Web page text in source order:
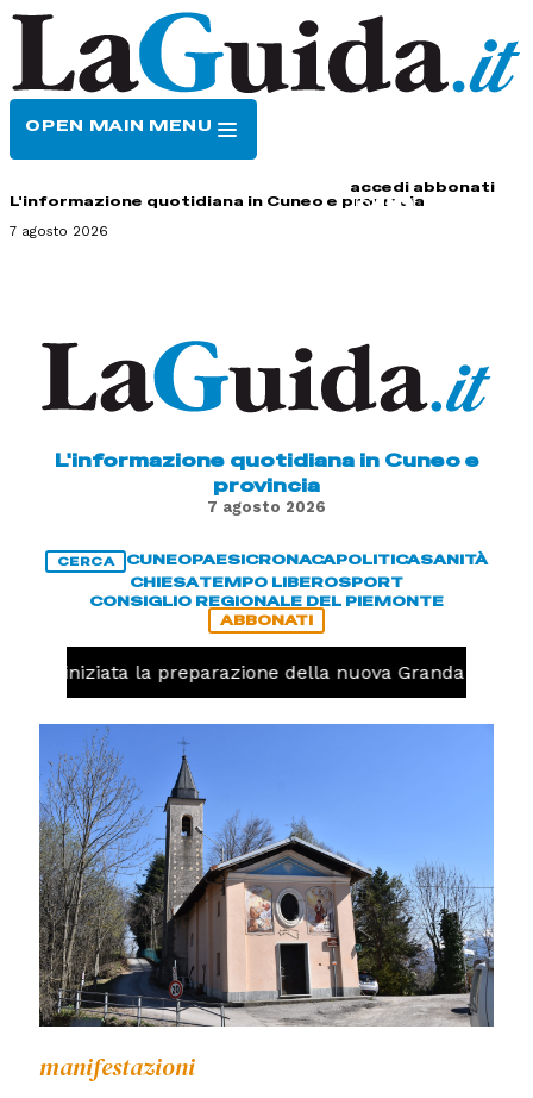
OPEN MAIN MENU
accedi abbonati
L'informazione quotidiana in Cuneo e provincia
7 agosto 2026
L'informazione quotidiana in Cuneo e
provincia
7 agosto 2026
CERCA CUNEOPAESICRONACAPOLITICASANITÀ
CHIESATEMPO LIBEROSPORT
CONSIGLIO REGIONALE DEL PIEMONTE
ABBONATI
iniziata la preparazione della nuova Granda Volley
manifestazioni